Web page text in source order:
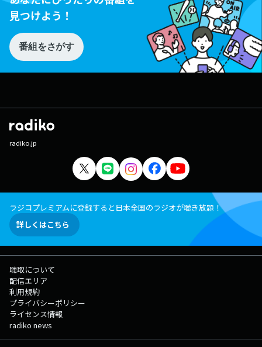
見つけよう！
番組をさがす
radiko.jp
ラジコプレミアムに登録すると日本全国のラジオが聴き放題！
詳しくはこちら
聴取について
配信エリア
利用規約
プライバシーポリシー
ライセンス情報
radiko news